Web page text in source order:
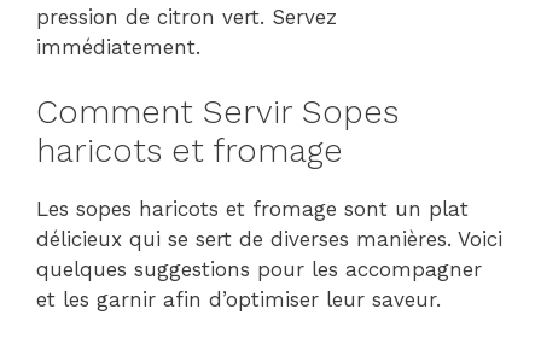
pression de citron vert. Servez
immédiatement.
Comment Servir Sopes
haricots et fromage
Les sopes haricots et fromage sont un plat
délicieux qui se sert de diverses manières. Voici
quelques suggestions pour les accompagner
et les garnir afin d’optimiser leur saveur.